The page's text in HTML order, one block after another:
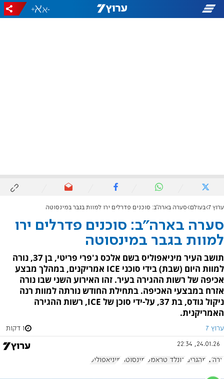
-
+
ערוץ 7 בעולם סערה בארה"ב: סוכנים פדרלים ירו למוות בגבר במינסוטה
סערה בארה"ב: סוכנים פדרלים ירו
למוות בגבר במינסוטה
תושב העיר מיניאפוליס בשם אלכס ג'פרי פריטי, בן 37, נורה
למוות היום (שבת) בידי סוכני ICE אמריקנים, במהלך מבצע
אכיפה של רשות ההגירה בעיר. זהו האירוע השני שבו נורה
אזרח במבצעי האכיפה. בתחילת החודש נורתה למוות רנה
ניקול גודס, בת 37, על-ידי סוכן של ICE, רשות ההגירה
האמריקנית.
ערוץ 7 1 דקות
24.01.26, 22:34
ארה"ב מהגרים דונלד טראמפ מינסוטה מיניאפוליס